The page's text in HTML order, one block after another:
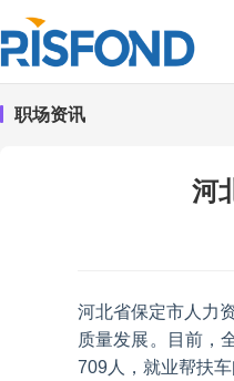
职场资讯
河
河北省保定市人力
质量发展。目前，
709人，就业帮扶